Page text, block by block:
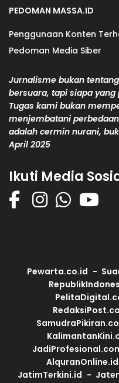
PEDOMAN MASSA.ID
Penggunaan Konten
Pedoman Media Siber
Jurnalisme bukan
bersuara, tapi siapa
Tugas kami bukan
menjembatani
adalah cermin nurani,
April 2025
Ikuti Media
Pewarta.co.id
AlquranOnline.id
JatimTerkini.id